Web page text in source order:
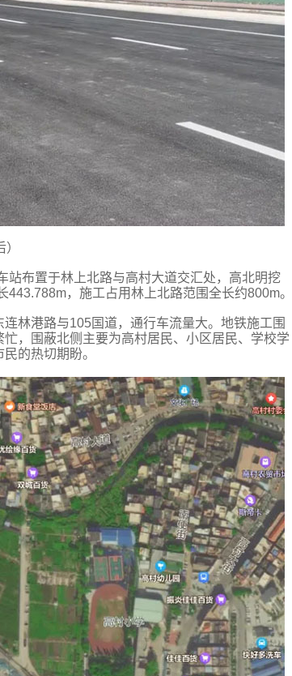
站布置于林上北路与高村大道交汇处，高北明挖
，施工占用林上北路范围全长约800m。
林港路与105国道，通行车流量大。地铁施工围
，围蔽北侧主要为高村居民、小区居民、学校学
的热切期盼。